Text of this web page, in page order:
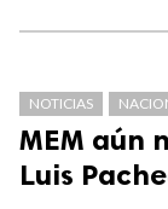
NOTICIAS
MEM aún
Luis